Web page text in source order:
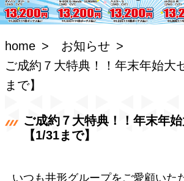
home
お知らせ
ご成約７大特典！！年末年始大
まで】
ご成約７大特典！！年末年
【1/31まで】
いつも井形グループをご愛顧いた